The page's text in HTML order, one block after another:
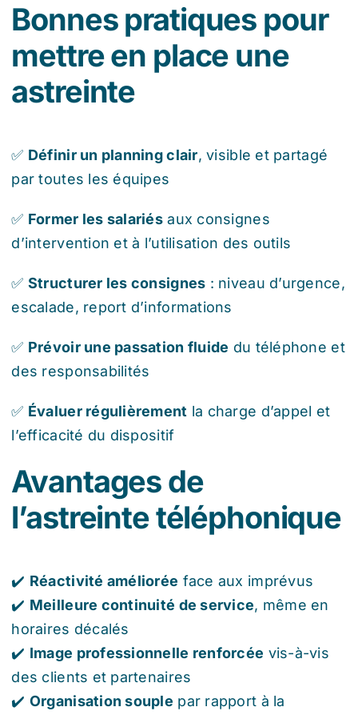
Bonnes pratiques pour
mettre en place une
astreinte
✅ Définir un planning clair, visible et partagé
par toutes les équipes
✅ Former les salariés aux consignes
d’intervention et à l’utilisation des outils
✅ Structurer les consignes : niveau d’urgence,
escalade, report d’informations
✅ Prévoir une passation fluide du téléphone et
des responsabilités
✅ Évaluer régulièrement la charge d’appel et
l’efficacité du dispositif
Avantages de
l’astreinte téléphonique
✔️ Réactivité améliorée face aux imprévus
✔️ Meilleure continuité de service, même en
horaires décalés
✔️ Image professionnelle renforcée vis-à-vis
des clients et partenaires
✔️ Organisation souple par rapport à la